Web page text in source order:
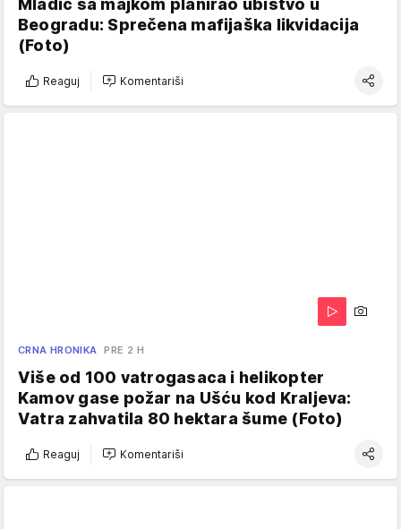
Mladić sa majkom planirao ubistvo u
Beogradu: Sprečena mafijaška likvidacija
(Foto)
Reaguj Komentariši
CRNA HRONIKA PRE 2 H
Više od 100 vatrogasaca i helikopter
Kamov gase požar na Ušću kod Kraljeva:
Vatra zahvatila 80 hektara šume (Foto)
Reaguj Komentariši